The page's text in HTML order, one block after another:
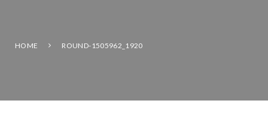
HOME ROUND-1505962_1920